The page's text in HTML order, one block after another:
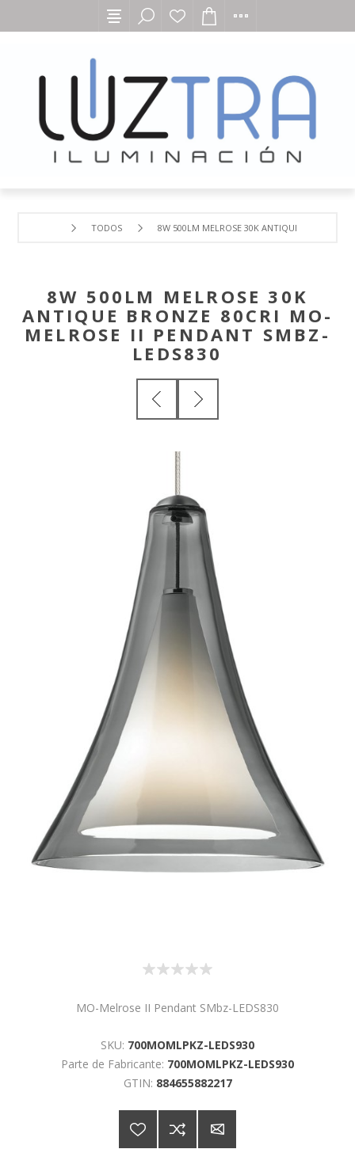
TODOS 8W 500LM MELROSE 30K ANTIQUE BRONZE
8W 500LM MELROSE 30K
ANTIQUE BRONZE 80CRI MO-
MELROSE II PENDANT SMBZ-
LEDS830
MO-Melrose II Pendant SMbz-LEDS830
SKU: 700MOMLPKZ-LEDS930
Parte de Fabricante: 700MOMLPKZ-LEDS930
GTIN: 884655882217